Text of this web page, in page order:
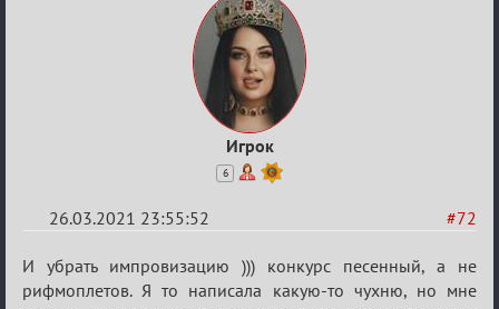
Игрок
6
#72
26.03.2021 23:55:52
Re:
ГОЛОС
И убрать импровизацию ))) конкурс песенный, а не
рифмоплетов. Я то написала какую-то чухню, но мне